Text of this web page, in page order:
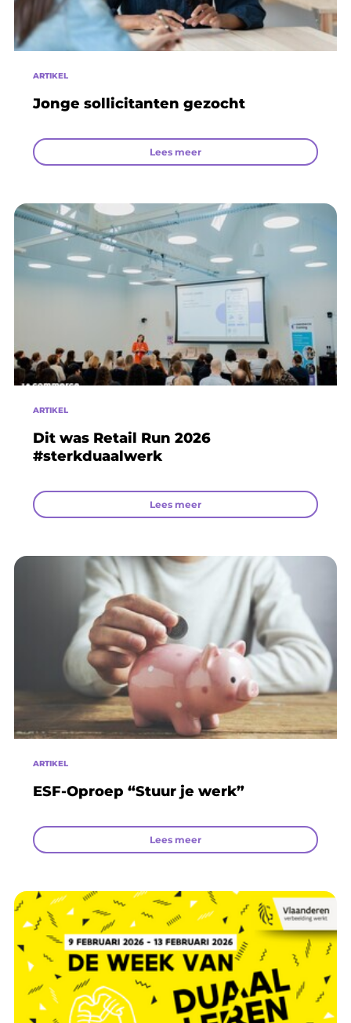
ARTIKEL
Jonge sollicitanten gezocht
Lees meer
ARTIKEL
Dit was Retail Run 2026
#sterkduaalwerk
Lees meer
ARTIKEL
ESF-Oproep “Stuur je werk”
Lees meer